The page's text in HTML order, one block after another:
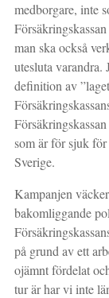
medborgare, inte
man ska också
utesluta varandra.
definition av
som är för sjuk för
Sverige.
Kampanjen
bakomliggande
på grund av ett
ojämnt fördelat
tur är har vi inte